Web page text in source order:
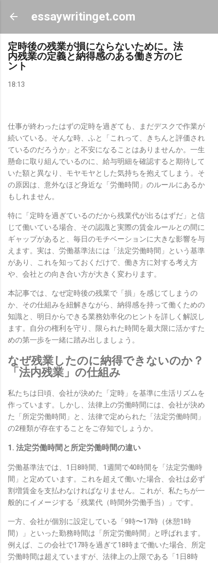
スキップしてメイン コンテンツに移動
essaywritinget.com
定時後の残業が損にならないために。法
内残業の定義と納得感のある働き方のヒ
ント
18:13
仕事が終わったはずの定時を過ぎても、まだデスクで作業が
続いている。そんな時、ふと「これって、きちんと評価され
ているのだろうか」と不安になることはありませんか。一生
懸命に取り組んでいるのに、給与明細を確認すると期待して
いた額と異なり、モヤモヤとした気持ちを抱えてしまう。そ
の原因は、意外なほど身近な「労働時間」のルールにあるか
もしれません。
特に「定時を過ぎているのだから残業代が出るはずだ」と信
じて働いている場合、その認識と実際の賃金ルールとの間に
ギャップがあると、毎日のモチベーションに大きな影響を与
えます。実は、労働基準法には「法定労働時間」という基準
があり、これを知っておくだけで、働き方に対する考え方
や、会社との向き合い方が大きく変わります。
本記事では、なぜ定時後の残業で「損」を感じてしまうの
か、その仕組みを紐解きながら、納得感を持って働くための
知識と、明日からできる業務効率化のヒントを詳しく解説し
ます。自分の権利を守り、限られた時間を最大限に活かすた
めの第一歩を一緒に踏み出しましょう。
なぜ残業したのに納得できないのか？
「法内残業」の仕組み
私たちは日頃、会社が決めた「定時」を基準に生活リズムを
作っています。しかし、法律上の労働時間には、会社が決め
た「所定労働時間」と、法律で定められた「法定労働時間」
の2種類が存在することをご存知でしょうか。
1. 法定労働時間と所定労働時間の違い
労働基準法では、1日8時間、1週間で40時間を「法定労働時
間」と定めています。これを超えて働いた場合、会社は必ず
割増賃金を支払わなければなりません。これが、私たちが一
般的にイメージする「残業代（時間外労働手当）」です。
一方、会社が個別に設定している「9時〜17時（休憩1時
間）」といった勤務時間は「所定労働時間」と呼ばれます。
例えば、この会社で17時を過ぎて18時まで働いた場合、所定
労働時間は超えていますが、法律上の上限である「1日8時